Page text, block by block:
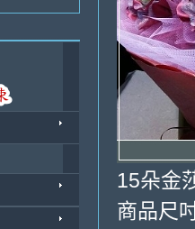
15朵金
商品尺